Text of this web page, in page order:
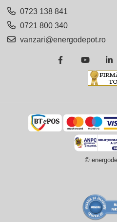
0723 138 841
0721 800 340
vanzari@energodepot.ro
©